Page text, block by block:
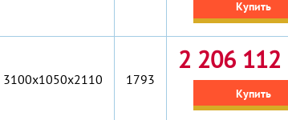
Купить
3100x1050x2110 1793
2 206 112
Купить